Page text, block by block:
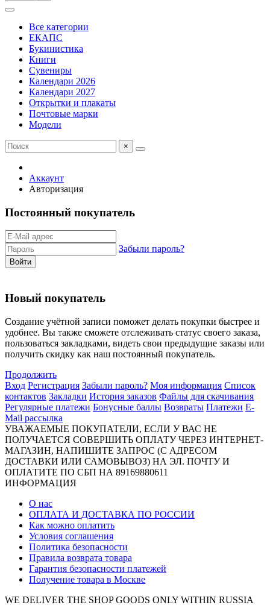
Все категории
ЕКАПС
Букинистика
Книги
Сувениры
Календари 2026
Календари 2027
Открытки и плакаты
Почтовые марки
Модели
×
Аккаунт
Авторизация
Постоянный покупатель
Забыли пароль?
Войти
Новый покупатель
Создание учётной записи поможет делать покупки быстрее и
удобнее. Вы также сможете отслеживать статус своего заказа,
пользоваться закладками, видеть свои предыдущие заказы или
получить скидку как наш постоянный покупатель.
Продолжить
Вход Регистрация Забыли пароль? Моя информация Список
контактов Закладки История заказов Файлы для скачивания
Регулярные платежи Бонусные баллы Возвраты Платежи E-
Mail рассылка
УВАЖАЕМЫЕ ПОКУПАТЕЛИ, ЕСЛИ У ВАС НЕ
ПОЛУЧАЕТСЯ СОВЕРШИТЬ ОПЛАТУ ЧЕРЕЗ ИНТЕРНЕТ-
МАГАЗИН, НАПИШИТЕ ЗАПРОС (С АДРЕСОМ
ДОСТАВКИ ИЛИ САМОВЫВОЗ) НА ЭЛ. ПОЧТУ И
ОПЛАТИТЕ ПО СБП НА 89169880611
ИНФОРМАЦИЯ
О нас
ОПЛАТА И ДОСТАВКА ПО РОССИИ
Как можно оплатить
Условия соглашения
Политика безопасности
Правила возврата товара
Гарантия безопасности платежей
Получение товара в Москве
WE DELIVER THE SHOP GOODS ONLY WITHIN RUSSIA